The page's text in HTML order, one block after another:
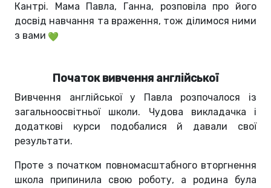
Кантрі. Мама Павла, Ганна, розповіла про його
досвід навчання та враження, тож ділимося ними
з вами
Початок вивчення англійської
Вивчення англійської у Павла розпочалося із
загальноосвітньої школи. Чудова викладачка і
додаткові курси подобалися й давали свої
результати.
Проте з початком повномасштабного вторгнення
школа припинила свою роботу, а родина була